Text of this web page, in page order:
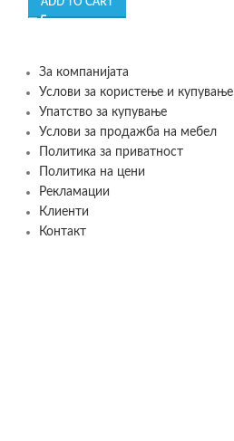
За компанијата
Услови за користење и купување
Упатство за купување
Услови за продажба на мебел
Политика за приватност
Политика на цени
Рекламации
Клиенти
Контакт